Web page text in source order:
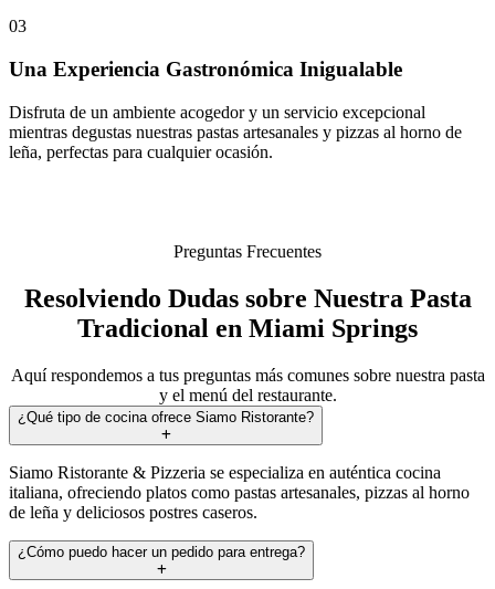
03
Una Experiencia Gastronómica Inigualable
Disfruta de un ambiente acogedor y un servicio excepcional
mientras degustas nuestras pastas artesanales y pizzas al horno de
leña, perfectas para cualquier ocasión.
Preguntas Frecuentes
Resolviendo Dudas sobre Nuestra Pasta
Tradicional en Miami Springs
Aquí respondemos a tus preguntas más comunes sobre nuestra pasta
y el menú del restaurante.
¿Qué tipo de cocina ofrece Siamo Ristorante?
Siamo Ristorante & Pizzeria se especializa en auténtica cocina
italiana, ofreciendo platos como pastas artesanales, pizzas al horno
de leña y deliciosos postres caseros.
¿Cómo puedo hacer un pedido para entrega?